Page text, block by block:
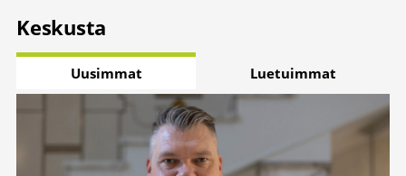
Keskusta
Uusimmat Luetuimmat